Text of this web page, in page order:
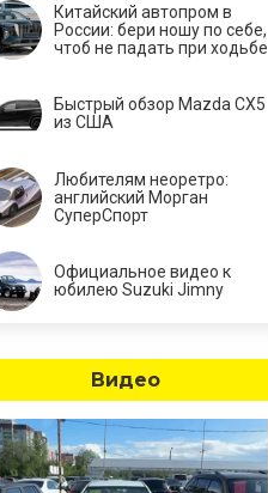
Китайский автопром в
России: бери ношу по себе,
чтоб не падать при ходьбе
Быстрый обзор Mazda CX5
из США
Любителям неоретро:
английский Морган
СуперСпорт
Официальное видео к
юбилею Suzuki Jimny
Видео